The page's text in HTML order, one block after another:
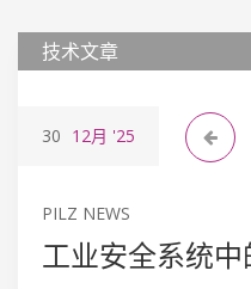
技术文章
30 12月 '25
PILZ NEWS
工业安全系统